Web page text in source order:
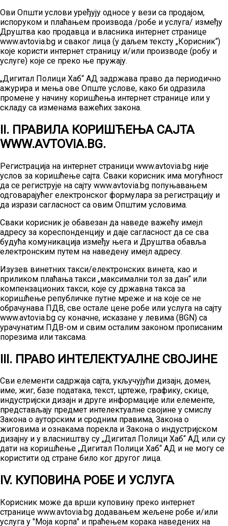
Ови Општи услови уређују односе у вези са продајом,
испоруком и плаћањем производа /робе и услуга/ између
Друштва као продавца и власника интернет странице
www.avtovia.bg и сваког лица (у даљем тексту „Корисник“)
које користи интернет страницу и/или производе (робу и
услуге) које се преко ње пружају.
„Дигитал Полици Хаб“ АД задржава право да периодично
ажурира и мења ове Опште услове, како би одразила
промене у начину коришћења интернет странице или у
складу са изменама важећих закона.
II. ПРАВИЛА КОРИШЋЕЊА САЈТА
WWW.AVTOVIA.BG.
Регистрација на интернет страници www.avtovia.bg није
услов за коришћење сајта. Сваки корисник има могућност
да се региструје на сајту www.avtovia.bg попуњавањем
одговарајућег електронског формулара за регистрацију и
да изрази сагласност са овим Општим условима.
Сваки корисник је обавезан да наведе важећу имејл
адресу за кореспонденцију и даје сагласност да се сва
будућа комуникација између њега и Друштва обавља
електронским путем на наведену имејл адресу.
Изузев винетних такси/електронских винета, као и
приликом плаћања такси „максимални тол за дан“ или
компензационих такси, које су државна такса за
коришћење републичке путне мреже и на које се не
обрачунава ПДВ, све остале цене робе или услуга на сајту
www.avtovia.bg су коначне, исказане у левима (BGN) са
урачунатим ПДВ-ом и свим осталим законом прописаним
порезима или таксама.
III. ПРАВО ИНТЕЛЕКТУАЛНЕ СВОЈИНЕ
Сви елементи садржаја сајта, укључујући дизајн, домен,
име, жиг, базе података, текст, цртеже, графику, скице,
индустријски дизајн и друге информације или елементе,
представљају предмет интелектуалне својине у смислу
Закона о ауторским и сродним правима, Закона о
жиговима и ознакама порекла и Закона о индустријском
дизајну и у власништву су „Дигитал Полици Хаб“ АД или су
дати на коришћење „Дигитал Полици Хаб“ АД и не могу се
користити од стране било ког другог лица.
IV. КУПОВИНА РОБЕ И УСЛУГА
Корисник може да врши куповину преко интернет
странице www.avtovia.bg додавањем жељене робе и/или
услуга у "Моја корпа" и праћењем корака наведених на